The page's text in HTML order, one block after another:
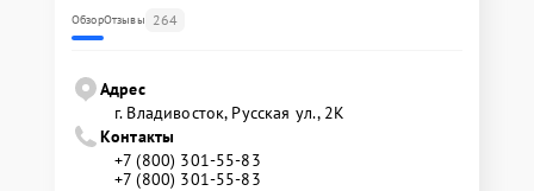
ОбзорОтзывы 264
Адрес
г. Владивосток, Русская ул., 2К
Контакты
+7 (800) 301-55-83
+7 (800) 301-55-83